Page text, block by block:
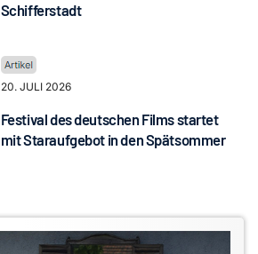
Schifferstadt
20. JULI 2026
Festival des deutschen Films startet
mit Staraufgebot in den Spätsommer